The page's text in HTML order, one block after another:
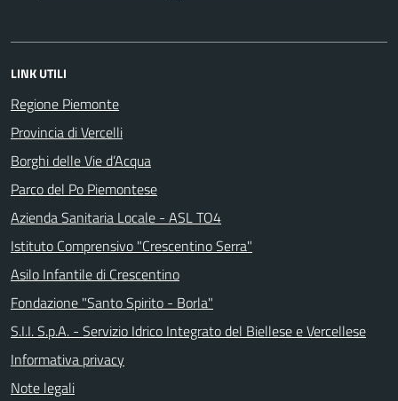
LINK UTILI
Regione Piemonte
Provincia di Vercelli
Borghi delle Vie d’Acqua
Parco del Po Piemontese
Azienda Sanitaria Locale - ASL TO4
Istituto Comprensivo "Crescentino Serra"
Asilo Infantile di Crescentino
Fondazione "Santo Spirito - Borla"
S.I.I. S.p.A. - Servizio Idrico Integrato del Biellese e Vercellese
Informativa privacy
Note legali